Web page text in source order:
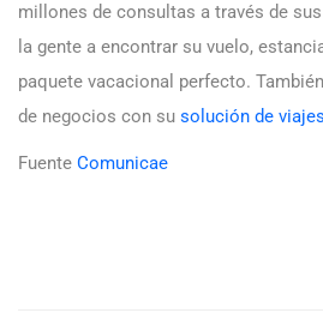
millones de consultas a través de
la gente a encontrar su vuelo,
paquete vacacional perfecto.
de negocios con su solución de
Fuente Comunicae